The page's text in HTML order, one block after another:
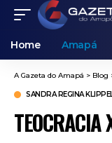
Home Amapá
A Gazeta do Amapá > Blog
SANDRA REGINA
TEOCRACIA